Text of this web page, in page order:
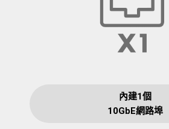
內建1個
10GbE網路埠